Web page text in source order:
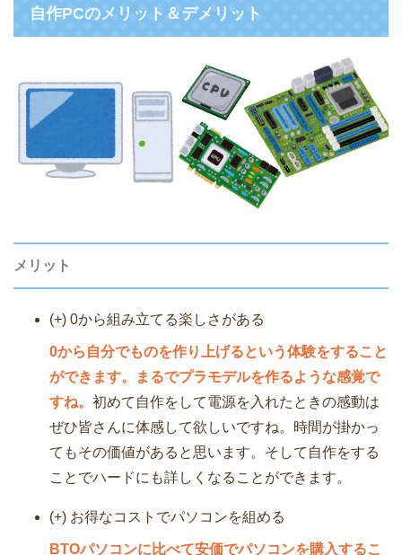
自作PCのメリット＆デメリット
メリット
(+) 0から組み立てる楽しさがある
0から自分でものを作り上げるという体験をすること
ができます。まるでプラモデルを作るような感覚で
すね。 初めて自作をして電源を入れたときの感動は
ぜひ皆さんに体感して欲しいですね。時間が掛かっ
てもその価値があると思います。そして自作をする
ことでハードにも詳しくなることができます。
(+) お得なコストでパソコンを組める
BTOパソコンに比べて安価でパソコンを購入するこ